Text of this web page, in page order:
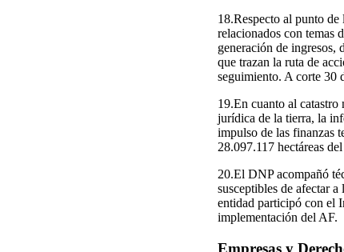
18.Respecto al punto
relacionados con temas
generación de ingresos,
que trazan la ruta de
seguimiento. A corte 30
19.En cuanto al
jurídica de la tierra, la
impulso de las finanzas
28.097.117 hectáreas
20.El DNP acompañó
susceptibles de afectar
entidad participó con el
implementación del AF.
Empresas y